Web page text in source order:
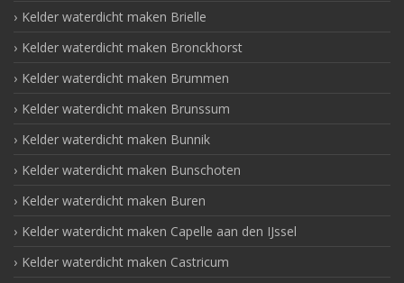
Kelder waterdicht maken Brielle
Kelder waterdicht maken Bronckhorst
Kelder waterdicht maken Brummen
Kelder waterdicht maken Brunssum
Kelder waterdicht maken Bunnik
Kelder waterdicht maken Bunschoten
Kelder waterdicht maken Buren
Kelder waterdicht maken Capelle aan den IJssel
Kelder waterdicht maken Castricum